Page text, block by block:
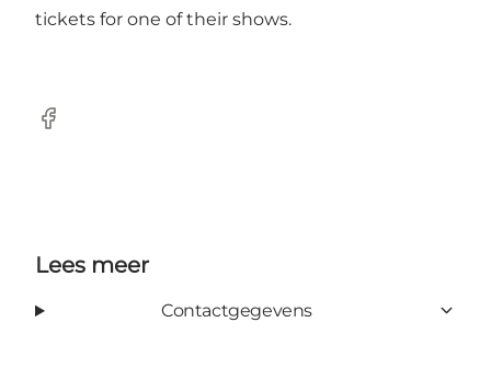
tickets for one of their shows.
Facebook
Lees meer
Contactgegevens